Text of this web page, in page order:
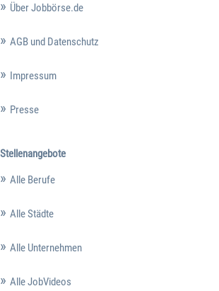
Über Jobbörse.de
AGB und Datenschutz
Impressum
Presse
Stellenangebote
Alle Berufe
Alle Städte
Alle Unternehmen
Alle JobVideos